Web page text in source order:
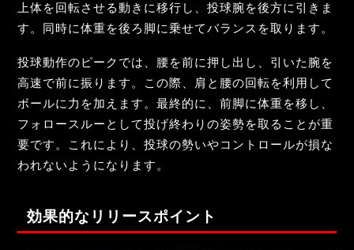
上体を回転させる動きに移行し、投球腕を後方に引きま
す。同時に体重を後ろ脚に乗せてバランスを取ります。
投球動作のピークでは、腰を前に押し出し、引いた腕を
高速で前に振ります。この際、肩と腰の回転を利用して
ボールに力を加えます。最終的に、前脚に体重を移し、
フォロースルーとして投げ終わりの姿勢を取ることが重
要です。これにより、投球の勢いやコントロールが損な
われないようになります。
効果的なリリースポイント